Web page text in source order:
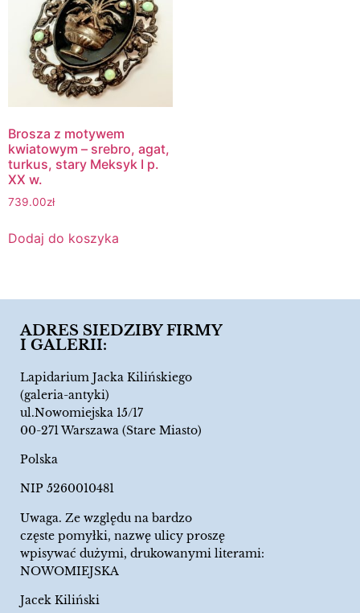
Brosza z motywem
kwiatowym – srebro, agat,
turkus, stary Meksyk I p.
XX w.
739.00zł
Dodaj do koszyka
ADRES SIEDZIBY FIRMY
I GALERII:
Lapidarium Jacka Kilińskiego
(galeria-antyki)
ul.Nowomiejska 15/17
00-271 Warszawa (Stare Miasto)
Polska
NIP 5260010481
Uwaga. Ze względu na bardzo
częste pomyłki, nazwę ulicy proszę
wpisywać dużymi, drukowanymi literami:
NOWOMIEJSKA
Jacek Kiliński